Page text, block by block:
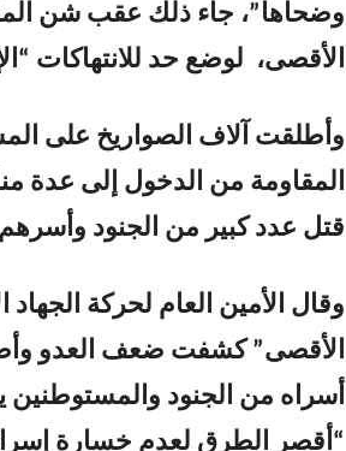
وضحاها”، جاء ذلك عقب شن
الأقصى، لوضع حد للانتهاكات
وأطلقت آلاف الصواريخ على
المقاومة من الدخول إلى عدة
قتل عدد كبير من الجنود
وقال الأمين العام لحركة الجهاد
الأقصى” كشفت ضعف العدو
أسراه من الجنود والمستوطنين
“أقصر الطرق لعدم خسارة